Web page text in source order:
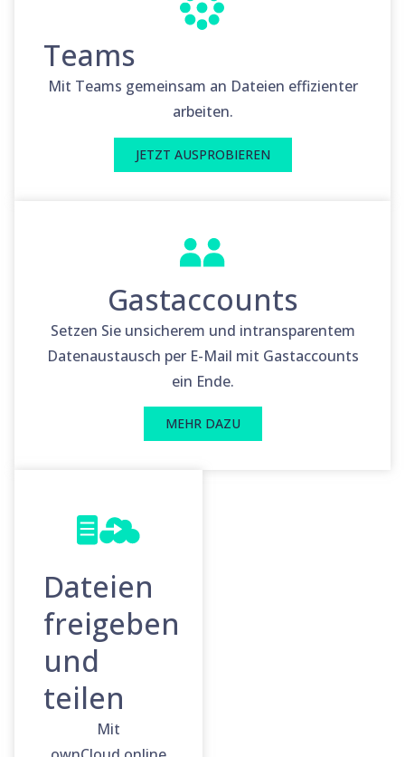
Teams
Mit Teams gemeinsam an Dateien effizienter
arbeiten.
JETZT AUSPROBIEREN
Gastaccounts
Setzen Sie unsicherem und intransparentem
Datenaustausch per E-Mail mit Gastaccounts
ein Ende.
MEHR DAZU
Dateien
freigeben
und
teilen
Mit